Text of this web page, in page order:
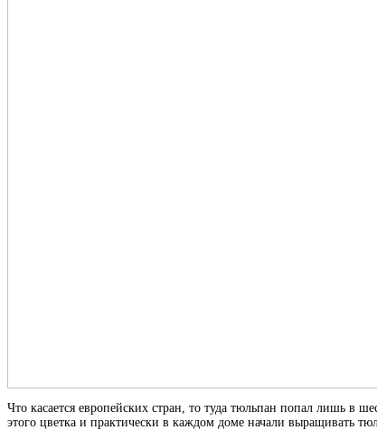
Что касается европейских стран, то туда тюльпан попал лишь в
этого цветка и практически в каждом доме начали выращивать